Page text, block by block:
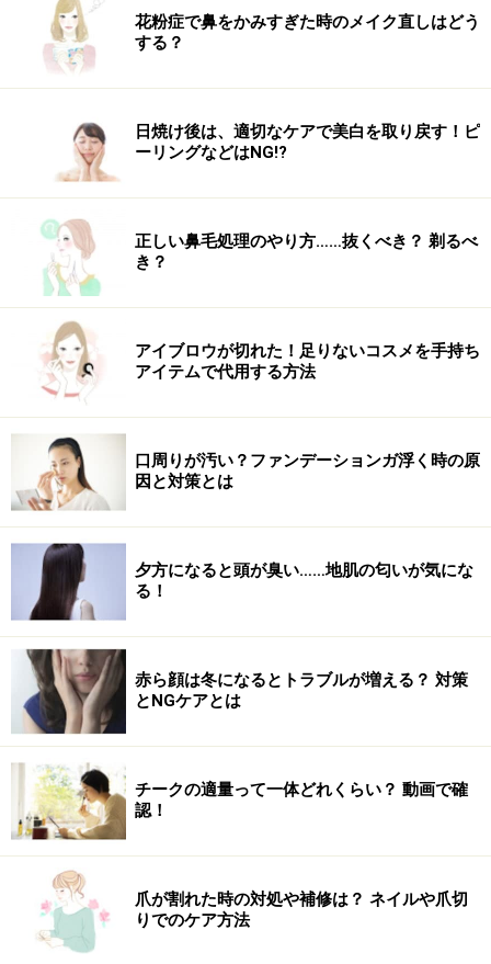
花粉症で鼻をかみすぎた時のメイク直しはどう
する？
日焼け後は、適切なケアで美白を取り戻す！ピ
ーリングなどはNG!?
正しい鼻毛処理のやり方……抜くべき？ 剃るべ
き？
アイブロウが切れた！足りないコスメを手持ち
アイテムで代用する方法
口周りが汚い？ファンデーションガ浮く時の原
因と対策とは
夕方になると頭が臭い……地肌の匂いが気にな
る！
赤ら顔は冬になるとトラブルが増える？ 対策
とNGケアとは
チークの適量って一体どれくらい？ 動画で確
認！
爪が割れた時の対処や補修は？ ネイルや爪切
りでのケア方法